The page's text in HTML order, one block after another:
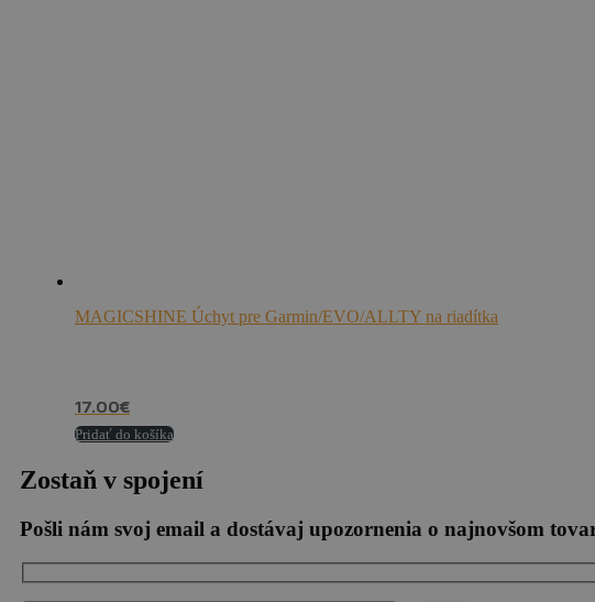
MAGICSHINE Úchyt pre Garmin/EVO/ALLTY na riadítka
17.00€
Pridať do košíka
Zostaň v spojení
Pošli nám svoj email a dostávaj upozornenia o najnovšom